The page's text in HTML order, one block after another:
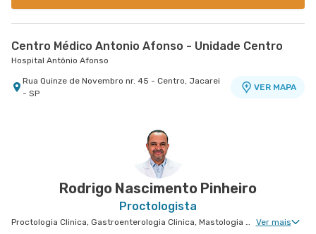
Centro Médico Antonio Afonso - Unidade Centro
Hospital Antônio Afonso
Rua Quinze de Novembro nr. 45 - Centro, Jacarei
- SP
VER MAPA
Rodrigo Nascimento Pinheiro
Proctologista
Proctologia Clinica, Gastroenterologia Clinica, Mastologia Clinica, Cirurgia Geral, Cirurgia Oncologia do Peritônio, Dermatologia Oncológica, Cirurgia Oncológica Ginecológica, Oncologia Mamária, Cirurgia Oncológica, Ginecologia Oncológica, Cirurgia Oncológica do Aparelho Digestivo, Cirurgia de Oncoplastia Mamária, Cirurgia Robótica Oncológica Ver mais